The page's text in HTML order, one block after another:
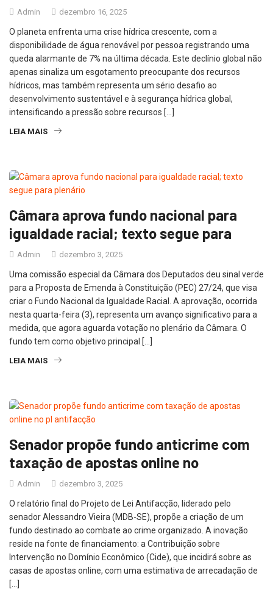
Admin dezembro 16, 2025
O planeta enfrenta uma crise hídrica crescente, com a
disponibilidade de água renovável por pessoa registrando uma
queda alarmante de 7% na última década. Este declínio global não
apenas sinaliza um esgotamento preocupante dos recursos
hídricos, mas também representa um sério desafio ao
desenvolvimento sustentável e à segurança hídrica global,
intensificando a pressão sobre recursos […]
LEIA MAIS
Câmara aprova fundo nacional para
igualdade racial; texto segue para
Admin dezembro 3, 2025
Uma comissão especial da Câmara dos Deputados deu sinal verde
para a Proposta de Emenda à Constituição (PEC) 27/24, que visa
criar o Fundo Nacional da Igualdade Racial. A aprovação, ocorrida
nesta quarta-feira (3), representa um avanço significativo para a
medida, que agora aguarda votação no plenário da Câmara. O
fundo tem como objetivo principal […]
LEIA MAIS
Senador propõe fundo anticrime com
taxação de apostas online no
Admin dezembro 3, 2025
O relatório final do Projeto de Lei Antifacção, liderado pelo
senador Alessandro Vieira (MDB-SE), propõe a criação de um
fundo destinado ao combate ao crime organizado. A inovação
reside na fonte de financiamento: a Contribuição sobre
Intervenção no Domínio Econômico (Cide), que incidirá sobre as
casas de apostas online, com uma estimativa de arrecadação de
[…]